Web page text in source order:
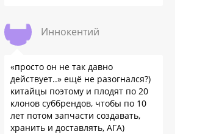
Иннокентий
«просто он не так давно
действует..» ещё не разогнался?)
китайцы поэтому и плодят по 20
клонов суббрендов, чтобы по 10
лет потом запчасти создавать,
хранить и доставлять, АГА)